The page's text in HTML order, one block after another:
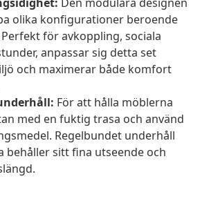
olika konfigurationer beroende
för avkoppling, sociala
anpassar sig detta set
och maximerar både komfort
För att hålla möblerna
med en fuktig trasa och använd
Regelbundet underhåll
behåller sitt fina utseende och